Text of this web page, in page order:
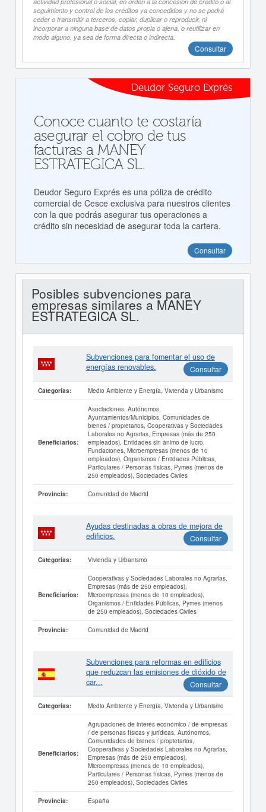
seguimiento y control de los créditos ya concedidos y no se podrá
ceder o transmitir a terceros, copiar, duplicar o reproducir, ni
incorporar a ninguna base de datos propia o ajena, o reutilizar en
modo alguno, ya sea de forma directa o indirecta.
Consultar
Deudor Seguro Exprés
Conoce cuanto te costaría
asegurar el cobro de tus
facturas a MANEY
ESTRATEGICA SL.
Deudor Seguro Exprés es una póliza de crédito
comercial de Cesce exclusiva para nuestros clientes
con la que podrás asegurar tus operaciones a
crédito sin necesidad de asegurar toda la cartera.
Consultar
Posibles subvenciones para
empresas similares a MANEY
ESTRATEGICA SL.
Subvenciones para fomentar el uso de
energías renovables.
Consultar
Categorías: Medio Ambiente y Energía, Vivienda y Urbanismo
Beneficiarios:
Asociaciones, Autónomos,
Ayuntamientos/Municipios, Comunidades de
bienes / propietarios, Cooperativas y Sociedades
Laborales no Agrarias, Empresas (más de 250
empleados), Entidades sin ánimo de lucro,
Fundaciones, Microempresas (menos de 10
empleados), Organismos / Entidades Públicas,
Particulares / Personas físicas, Pymes (menos de
250 empleados), Sociedades Civiles
Provincia: Comunidad de Madrid
Ayudas destinadas a obras de mejora de
edificios.
Consultar
Categorías: Vivienda y Urbanismo
Beneficiarios:
Cooperativas y Sociedades Laborales no Agrarias,
Empresas (más de 250 empleados),
Microempresas (menos de 10 empleados),
Organismos / Entidades Públicas, Pymes (menos
de 250 empleados), Sociedades Civiles
Provincia: Comunidad de Madrid
Subvenciones para reformas en edificios
que reduzcan las emisiones de dióxido de
car...
Consultar
Categorías: Medio Ambiente y Energía, Vivienda y Urbanismo
Beneficiarios:
Agrupaciones de interés económico / de empresas
/ de personas físicas y jurídicas, Autónomos,
Comunidades de bienes / propietarios,
Cooperativas y Sociedades Laborales no Agrarias,
Empresas (más de 250 empleados),
Microempresas (menos de 10 empleados),
Particulares / Personas físicas, Pymes (menos de
250 empleados), Sociedades Civiles
Provincia: España